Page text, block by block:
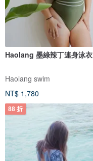
Haolang 墨綠辣丁連身泳衣
Haolang swim
NT$ 1,780
88 折